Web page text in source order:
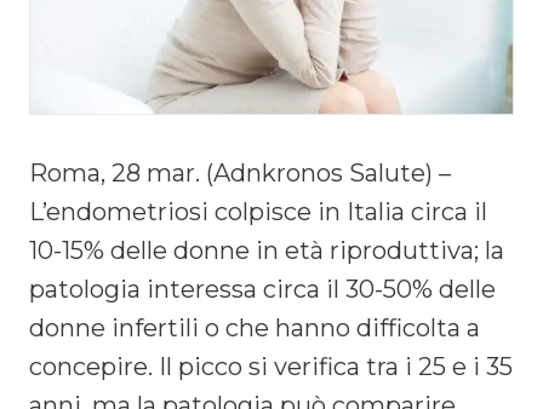
Roma, 28 mar. (Adnkronos Salute) –
L’endometriosi colpisce in Italia circa il
10-15% delle donne in età riproduttiva; la
patologia interessa circa il 30-50% delle
donne infertili o che hanno difficolta a
concepire. Il picco si verifica tra i 25 e i 35